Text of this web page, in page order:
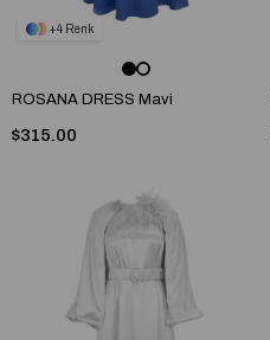
4
ROSANA DRESS Mavi
$315.00